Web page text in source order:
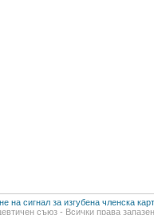
на сигнал за изгубена членска
съюз - Всички права